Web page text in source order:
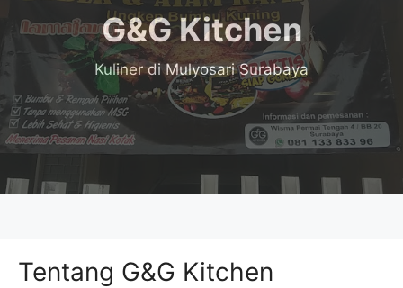
G&G Kitchen
Kulinerdi Mulyosari Surabaya
Tentang G&G Kitchen